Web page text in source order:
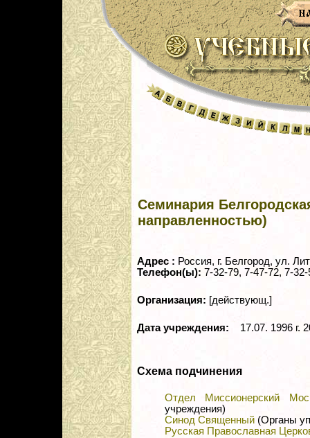
Семинария
направленностью)
Адрес : Россия, г. Белгород, ул.
Телефон(ы): 7-32-79, 7-47-72, 7-
Организация: [действующ.]
Дата учреждения: 17.07. 1996 г.
Схема подчинения
Отдел Миссионерский
учреждения)
Синод Священный (Органы
Русская Православная